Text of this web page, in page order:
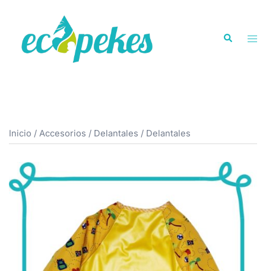
contenido
Buscar
Inicio / Accesorios / Delantales / Delantales